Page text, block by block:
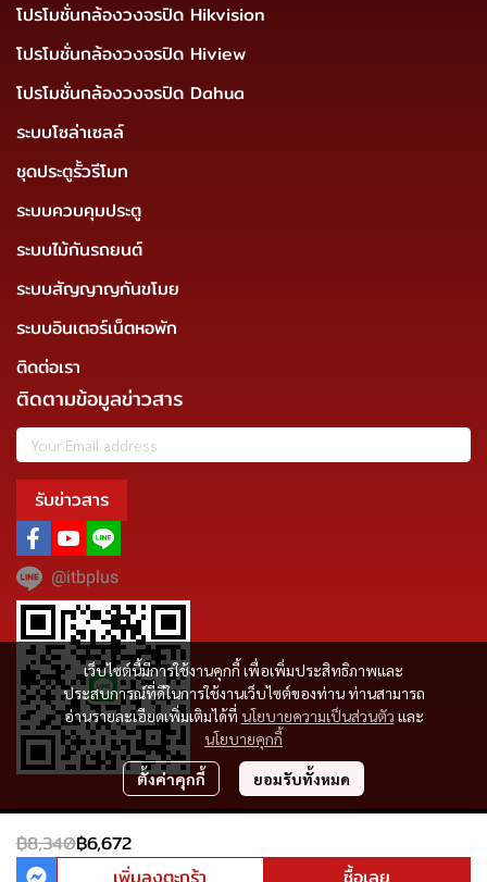
฿8,340฿6,672
เว็บไซต์นี้มีการใช้งานคุกกี้ เพื่อเพิ่มประสิทธิภาพและ
ประสบการณ์ที่ดีในการใช้งานเว็บไซต์ของท่าน ท่านสามารถ
อ่านรายละเอียดเพิ่มเติมได้ที่ นโยบายความเป็นส่วนตัว และ
นโยบายคุกกี้
ตั้งค่าคุกกี้ ยอมรับทั้งหมด
โปรโมชั่นกล้องวงจรปิด Hikvision
โปรโมชั่นกล้องวงจรปิด Hiview
โปรโมชั่นกล้องวงจรปิด Dahua
ระบบโซล่าเซลล์
ชุดประตูรั้วรีโมท
ระบบควบคุมประตู
ระบบไม้กันรถยนต์
ระบบสัญญาญกันขโมย
ระบบอินเตอร์เน็ตหอพัก
ติดต่อเรา
ติดตามข้อมูลข่าวสาร
รับข่าวสาร
@itbplus
ผู้เข้าชมวันนี้4,228